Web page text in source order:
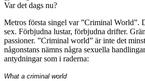
Var det dags nu?
Metros första singel var ”Criminal World”.
sex. Förbjudna lustar, förbjudna drifter.
passioner. ”Criminal world” är inte det
någonstans nämns några sexuella
antydningar som i raderna:
What a criminal world